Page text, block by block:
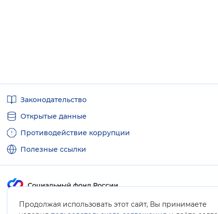
Продолжая использовать этот сайт, Вы принимаете
ссылкиЗаконодательство
Открытые данные
Противодействие коррупции
Полезные ссылки
Карта сайта